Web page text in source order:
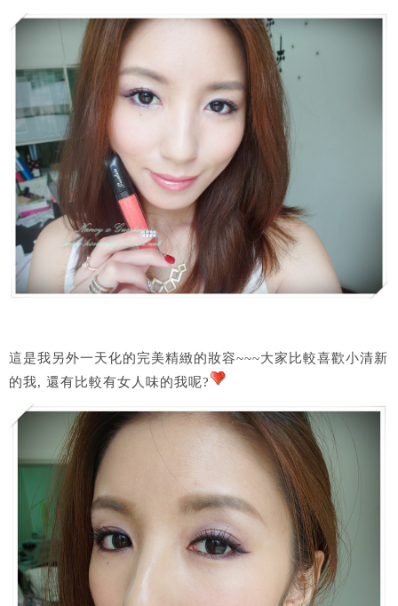
這是我另外一天化的完美精緻的妝容~~~大家比較喜歡小清新
的我, 還有比較有女人味的我呢?